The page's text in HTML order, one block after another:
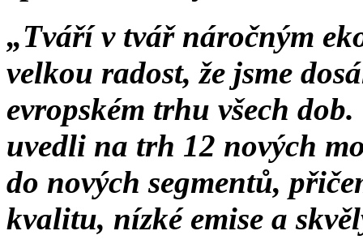
„Tváří v tvář náročným
velkou radost, že jsme
evropském trhu všech
uvedli na trh 12 nových
do nových segmentů,
kvalitu, nízké emise a